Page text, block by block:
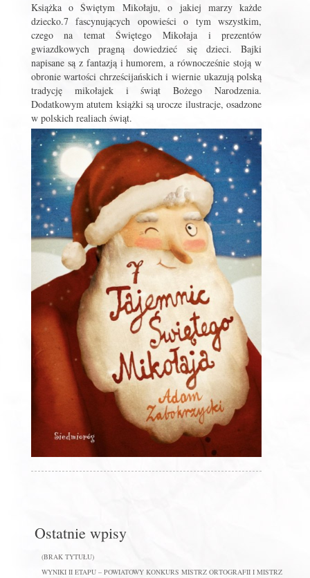
Książka o Świętym Mikołaju, o jakiej marzy każde
dziecko.7 fascynujących opowieści o tym wszystkim,
czego na temat Świętego Mikołaja i prezentów
gwiazdkowych pragną dowiedzieć się dzieci. Bajki
napisane są z fantazją i humorem, a równocześnie stoją w
obronie wartości chrześcijańskich i wiernie ukazują polską
tradycję mikołajek i świąt Bożego Narodzenia.
Dodatkowym atutem książki są urocze ilustracje, osadzone
w polskich realiach świąt.
Ostatnie wpisy
(BRAK TYTUŁU)
WYNIKI II ETAPU – POWIATOWY KONKURS MISTRZ ORTOGRAFII I MISTRZ